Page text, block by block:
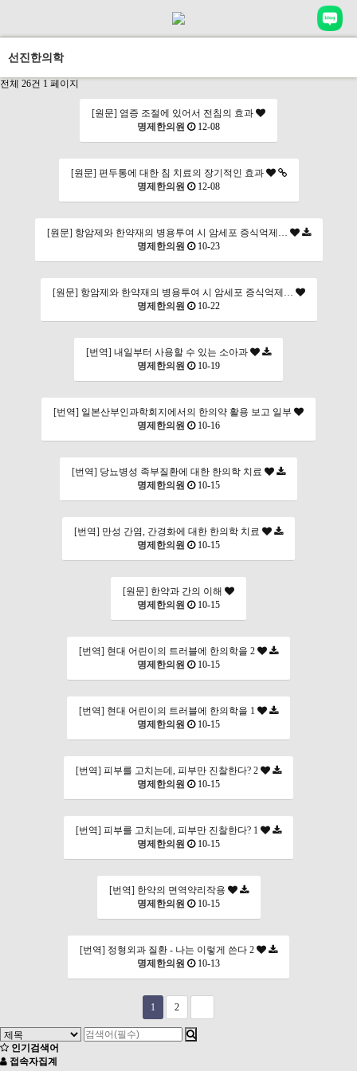
선진한의학
전체 26건 1 페이지
[원문] 염증 조절에 있어서 전침의 효과
명제한의원
12-08
[원문] 편두통에 대한 침 치료의 장기적인 효과
명제한의원
12-08
[원문] 항암제와 한약재의 병용투여 시 암세포 증식억제…
명제한의원
10-23
[원문] 항암제와 한약재의 병용투여 시 암세포 증식억제…
명제한의원
10-22
[번역] 내일부터 사용할 수 있는 소아과
명제한의원
10-19
[번역] 일본산부인과학회지에서의 한의약 활용 보고 일부
명제한의원
10-16
[번역] 당뇨병성 족부질환에 대한 한의학 치료
명제한의원
10-15
[번역] 만성 간염, 간경화에 대한 한의학 치료
명제한의원
10-15
[원문] 한약과 간의 이해
명제한의원
10-15
[번역] 현대 어린이의 트러블에 한의학을 2
명제한의원
10-15
[번역] 현대 어린이의 트러블에 한의학을 1
명제한의원
10-15
[번역] 피부를 고치는데, 피부만 진찰한다? 2
명제한의원
10-15
[번역] 피부를 고치는데, 피부만 진찰한다? 1
명제한의원
10-15
[번역] 한약의 면역약리작용
명제한의원
10-15
[번역] 정형외과 질환 - 나는 이렇게 쓴다 2
명제한의원
10-13
1 2
인기검색어
접속자집계